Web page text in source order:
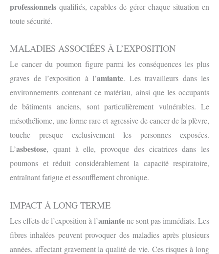
professionnels qualifiés, capables de gérer chaque situation en
toute sécurité.
MALADIES ASSOCIÉES À L’EXPOSITION
Le cancer du poumon figure parmi les conséquences les plus
graves de l’exposition à l’amiante. Les travailleurs dans les
environnements contenant ce matériau, ainsi que les occupants
de bâtiments anciens, sont particulièrement vulnérables. Le
mésothéliome, une forme rare et agressive de cancer de la plèvre,
touche presque exclusivement les personnes exposées.
L’asbestose, quant à elle, provoque des cicatrices dans les
poumons et réduit considérablement la capacité respiratoire,
entraînant fatigue et essoufflement chronique.
IMPACT À LONG TERME
Les effets de l’exposition à l’amiantene sont pas immédiats. Les
fibres inhalées peuvent provoquer des maladies après plusieurs
années, affectant gravement la qualité de vie. Ces risques à long